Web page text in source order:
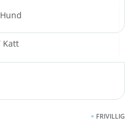
Hund
Katt
FRIVILLIG